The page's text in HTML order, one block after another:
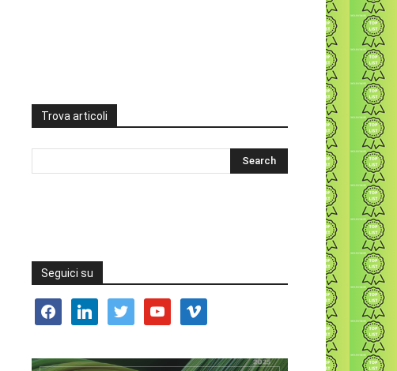
Trova articoli
Seguici su
facebooklinkedin twitter youtube vimeo